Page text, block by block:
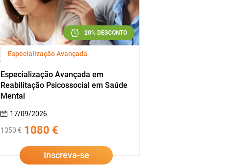
20% DESCONTO
Especialização Avançada
Especialização Avançada em
Reabilitação Psicossocial em Saúde
Mental
17/09/2026
1350 € 1080 €
Inscreva-se